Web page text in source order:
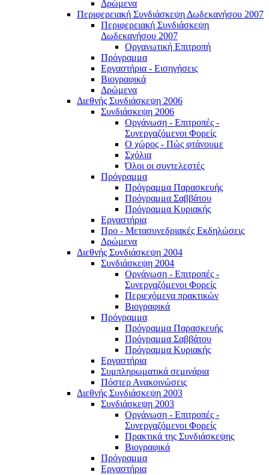
Δρώμενα
Περιφερειακή Συνδιάσκεψη Δωδεκανήσου 2007
Περιφερειακή Συνδιάσκεψη
Δωδεκανήσου 2007
Οργανωτική Επιτροπή
Πρόγραμμα
Εργαστήρια - Εισηγήσεις
Βιογραφικά
Δρώμενα
Διεθνής Συνδιάσκεψη 2006
Συνδιάσκεψη 2006
Οργάνωση - Επιτροπές -
Συνεργαζόμενοι Φορείς
Ο χώρος - Πώς φτάνουμε
Σχόλια
Όλοι οι συντελεστές
Πρόγραμμα
Πρόγραμμα Παρασκευής
Πρόγραμμα Σαββάτου
Πρόγραμμα Κυριακής
Εργαστήρια
Προ - Μετασυνεδριακές Εκδηλώσεις
Δρώμενα
Διεθνής Συνδιάσκεψη 2004
Συνδιάσκεψη 2004
Οργάνωση - Επιτροπές -
Συνεργαζόμενοι Φορείς
Περιεχόμενα πρακτικών
Βιογραφικά
Πρόγραμμα
Πρόγραμμα Παρασκευής
Πρόγραμμα Σαββάτου
Πρόγραμμα Κυριακής
Εργαστήρια
Συμπληρωματικά σεμινάρια
Πόστερ Ανακοινώσεις
Διεθνής Συνδιάσκεψη 2003
Συνδιάσκεψη 2003
Οργάνωση - Επιτροπές -
Συνεργαζόμενοι Φορείς
Πρακτικά της Συνδιάσκεψης
Βιογραφικά
Πρόγραμμα
Εργαστήρια